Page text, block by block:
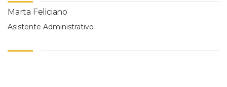
Marta Feliciano
Asistente Administrativo